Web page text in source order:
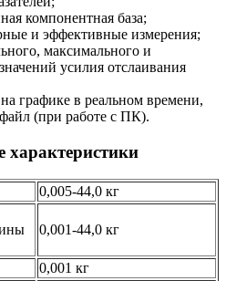
компонентная база;
и эффективные измерения;
максимального и
усилия отслаивания
графике в реальном времени,
(при работе с ПК).
характеристики
0,005-44,0 кг
0,001-44,0 кг
0,001 кг